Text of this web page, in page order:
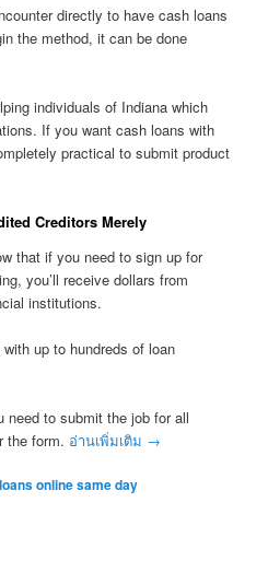
directly to have cash loans
the method, it can be done
individuals of Indiana which
If you want cash loans with
practical to submit product
Creditors Merely
that if you need to sign up for
you’ll receive dollars from
institutions.
up to hundreds of loan
need to submit the job for all
the form. อ่านเพิ่มเติม →
online same day